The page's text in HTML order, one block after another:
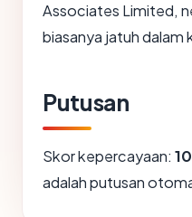
Associates Limited,
biasanya jatuh
Putusan
Skor kepercayaan:
adalah putusan